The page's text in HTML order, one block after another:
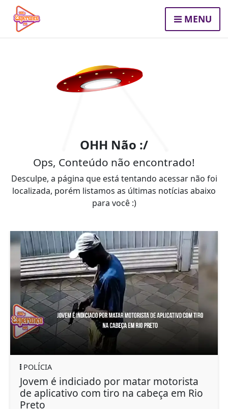
MENU
OHH Não :/
Ops, Conteúdo não encontrado!
Desculpe, a página que está tentando acessar não foi
localizada, porém listamos as últimas notícias abaixo
para você :)
POLÍCIA
Jovem é indiciado por matar motorista
de aplicativo com tiro na cabeça em Rio
Preto